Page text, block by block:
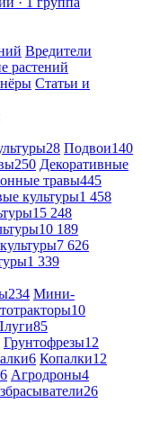
Вредители
растений
Статьи и
28 Подвои140
250 Декоративные
травы445
культуры1 458
15 248
10 189
7 626
1 339
234 Мини-
10
85
Грунтофрезы12
6 Копалки12
Агродроны4
26